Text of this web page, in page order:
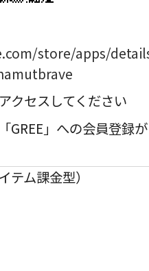
store/apps/
クセスしてください
GREE」への会員登録が
テム課金型）